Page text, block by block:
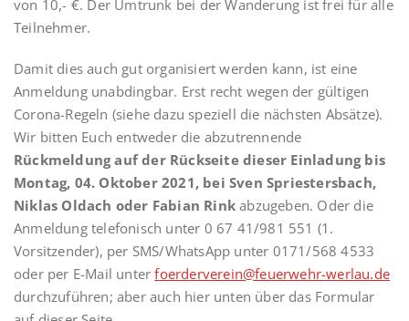
von 10,- €. Der Umtrunk bei der Wanderung ist frei für alle
Teilnehmer.
Damit dies auch gut organisiert werden kann, ist eine
Anmeldung unabdingbar. Erst recht wegen der gültigen
Corona-Regeln (siehe dazu speziell die nächsten Absätze).
Wir bitten Euch entweder die abzutrennende
Rückmeldung auf der Rückseite dieser Einladung bis
Montag, 04. Oktober 2021, bei Sven Spriestersbach,
Niklas Oldach oder Fabian Rinkabzugeben. Oder die
Anmeldung telefonisch unter 0 67 41/981 551 (1.
Vorsitzender), per SMS/WhatsApp unter 0171/568 4533
oder per E-Mail unterfoerderverein@feuerwehr-werlau.de
durchzuführen; aber auch hier unten über das Formular